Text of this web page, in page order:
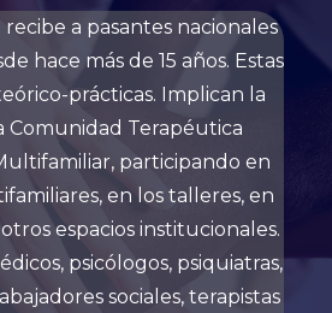
a pasantes nacionales
hace más de 15 años. Estas
prácticas. Implican la
Comunidad Terapéutica
participando en
en los talleres, en
espacios institucionales.
psicólogos, psiquiatras,
sociales, terapistas